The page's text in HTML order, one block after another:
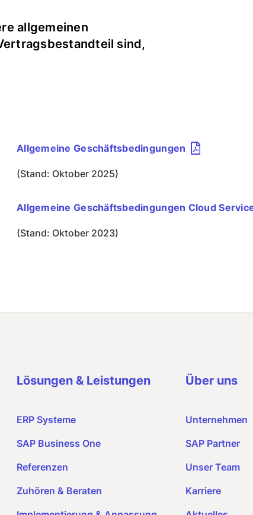
allgemeinen
sind,
Allgemeine Geschäftsbedingungen
(Stand: Oktober 2025)
Allgemeine Geschäftsbedingungen Cloud
(Stand: Oktober 2023)
Lösungen & Leistungen
ERP Systeme
SAP Business One
Referenzen
Zuhören & Beraten
Über uns
Unternehmen
SAP Partner
Unser Team
Karriere